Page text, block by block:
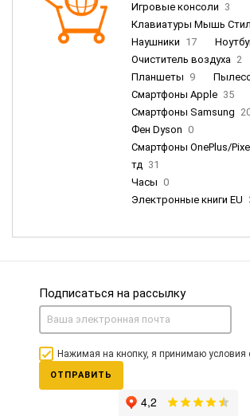
Игровые консоли 3
Клавиатуры Мышь
Наушники 17
Очиститель воздуха 2
Планшеты 9
Смартфоны Apple 35
Смартфоны Samsung
Фен Dyson 0
Смартфоны OnePlus/
тд 31
Часы 0
Электронные книги EU
Подписаться на рассылку
Нажимая на кнопку, я принимаю условия
ОТПРАВИТЬ